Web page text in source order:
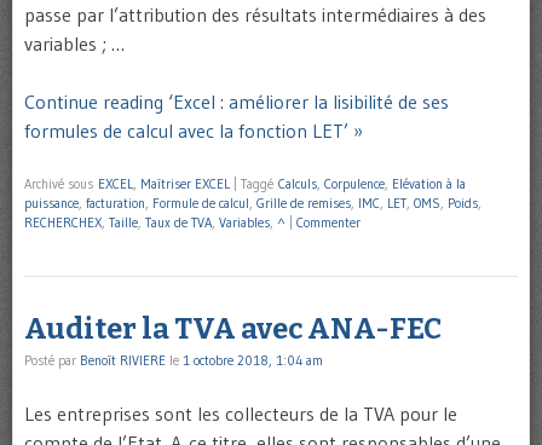
passe par l’attribution des résultats intermédiaires à des
variables ; …
Continue reading ‘Excel : améliorer la lisibilité de ses
formules de calcul avec la fonction LET’ »
Archivé sous EXCEL, Maîtriser EXCEL Taggé Calculs, Corpulence, Elévation à la
puissance, facturation, Formule de calcul, Grille de remises, IMC, LET, OMS, Poids,
RECHERCHEX, Taille, Taux de TVA, Variables, ^ Commenter
Auditer la TVA avec ANA-FEC
Posté par Benoît RIVIERE le 1 octobre 2018, 1:04 am
Les entreprises sont les collecteurs de la TVA pour le